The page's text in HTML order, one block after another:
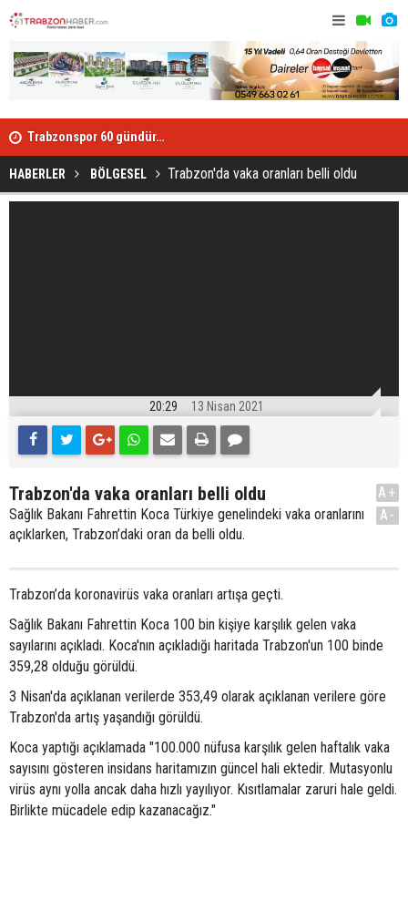
Trabzonspor 60 gündür…
HABERLER BÖLGESEL Trabzon'da vaka oranları belli oldu
20:29 13 Nisan 2021
Trabzon'da vaka oranları belli oldu
Sağlık Bakanı Fahrettin Koca Türkiye genelindeki vaka oranlarını
açıklarken, Trabzon’daki oran da belli oldu.
A+
A-
Trabzon’da koronavirüs vaka oranları artışa geçti.
Sağlık Bakanı Fahrettin Koca 100 bin kişiye karşılık gelen vaka
sayılarını açıkladı. Koca'nın açıkladığı haritada Trabzon'un 100 binde
359,28 olduğu görüldü.
3 Nisan'da açıklanan verilerde 353,49 olarak açıklanan verilere göre
Trabzon'da artış yaşandığı görüldü.
Koca yaptığı açıklamada "100.000 nüfusa karşılık gelen haftalık vaka
sayısını gösteren insidans haritamızın güncel hali ektedir. Mutasyonlu
virüs aynı yolla ancak daha hızlı yayılıyor. Kısıtlamalar zaruri hale geldi.
Birlikte mücadele edip kazanacağız."